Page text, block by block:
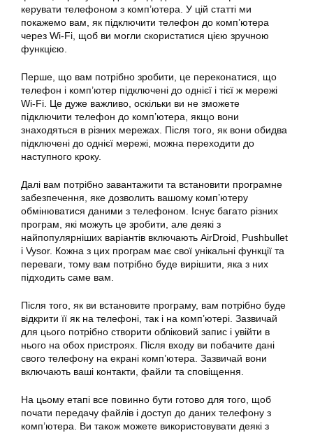
керувати телефоном з комп’ютера. У цій статті ми
покажемо вам, як підключити телефон до комп’ютера
через Wi-Fi, щоб ви могли скористатися цією зручною
функцією.
Перше, що вам потрібно зробити, це переконатися, що
телефон і комп’ютер підключені до однієї і тієї ж мережі
Wi-Fi. Це дуже важливо, оскільки ви не зможете
підключити телефон до комп’ютера, якщо вони
знаходяться в різних мережах. Після того, як вони обидва
підключені до однієї мережі, можна переходити до
наступного кроку.
Далі вам потрібно завантажити та встановити програмне
забезпечення, яке дозволить вашому комп’ютеру
обмінюватися даними з телефоном. Існує багато різних
програм, які можуть це зробити, але деякі з
найпопулярніших варіантів включають AirDroid, Pushbullet
і Vysor. Кожна з цих програм має свої унікальні функції та
переваги, тому вам потрібно буде вирішити, яка з них
підходить саме вам.
Після того, як ви встановите програму, вам потрібно буде
відкрити її як на телефоні, так і на комп’ютері. Зазвичай
для цього потрібно створити обліковий запис і увійти в
нього на обох пристроях. Після входу ви побачите дані
свого телефону на екрані комп’ютера. Зазвичай вони
включають ваші контакти, файли та сповіщення.
На цьому етапі все повинно бути готово для того, щоб
почати передачу файлів і доступ до даних телефону з
комп’ютера. Ви також можете використовувати деякі з